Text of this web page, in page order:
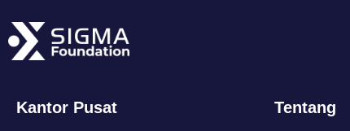
Kantor Pusat Tentang